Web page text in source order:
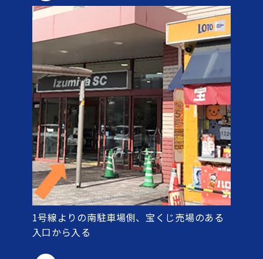
1号線よりの南駐車場側、宝くじ売場のある
入口から入る